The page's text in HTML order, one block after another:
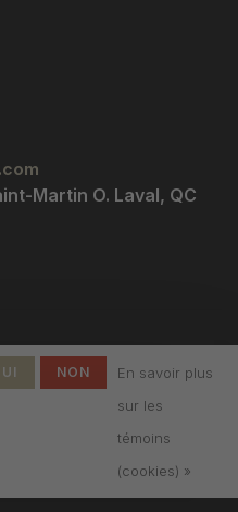
Martin O. Laval, QC
NON
En savoir plus
sur les
témoins
(cookies) »